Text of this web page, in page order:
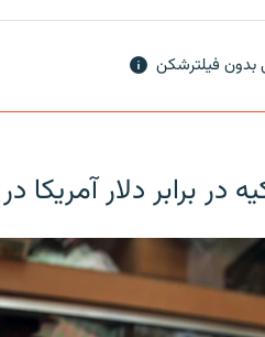
فیلترشکن
دلار آمریکا در یک روز ۱۸